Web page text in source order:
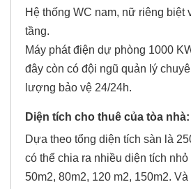
Hệ thống WC nam, nữ riêng biệt
tầng.
Máy phát điện dự phòng 1000
đây còn có đội ngũ quản lý
lượng bảo vệ 24/24h.
Diện tích cho thuê của tòa nhà:
Dựa theo tổng diện tích sàn là
có thể chia ra nhiều diện tích
50m2, 80m2, 120 m2, 150m2.